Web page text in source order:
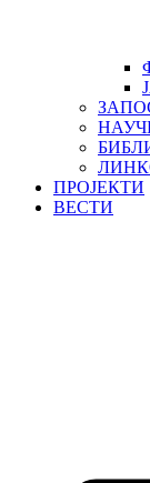
ПРОЈЕКТИ
ВЕСТИ